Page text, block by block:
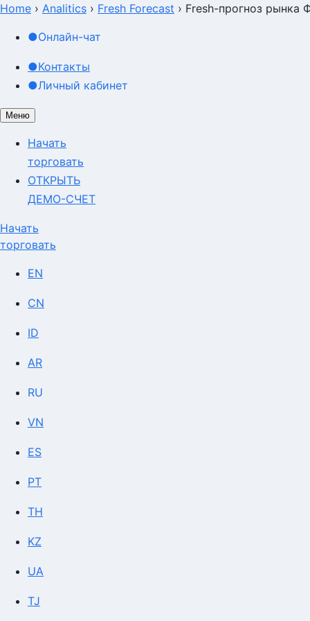
Home › Analitics › Fresh Forecast › Fresh-прогноз рынка
●Онлайн-чат
●Контакты
●Личный кабинет
Меню
Начать
торговать
ОТКРЫТЬ
ДЕМО-СЧЕТ
Начать
торговать
EN
CN
ID
AR
RU
VN
ES
PT
TH
KZ
UA
TJ